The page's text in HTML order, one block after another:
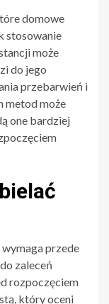
domowe
stosowanie
może
do jego
przebarwień i
metod może
one bardziej
przede
zaleceń
rozpoczęciem
który oceni